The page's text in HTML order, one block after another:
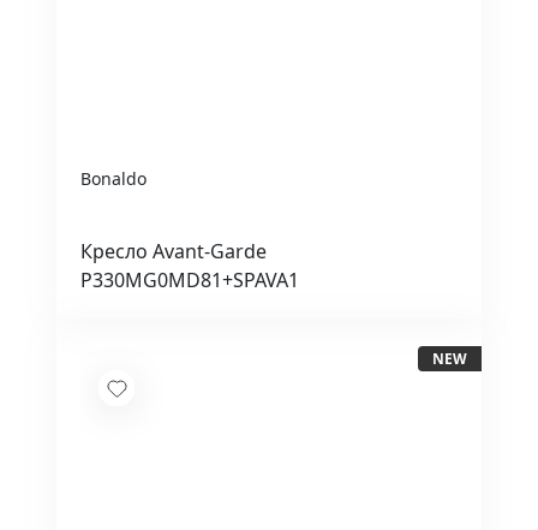
Bonaldo
Кресло Avant-Garde
P330MG0MD81+SPAVA1
NEW